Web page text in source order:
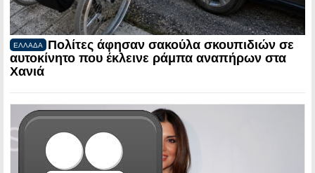
ΕΛΛΑΔΑ
Πολίτες άφησαν σακούλα σκουπιδιών σε
αυτοκίνητο που έκλεινε ράμπα αναπήρων στα
Χανιά